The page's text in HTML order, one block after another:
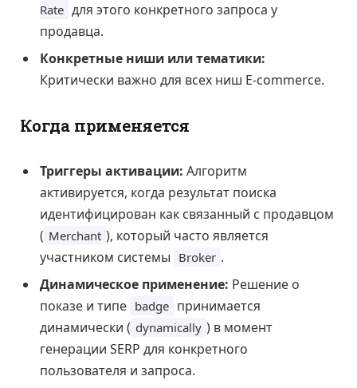
Rate для этого конкретного запроса у
продавца.
Конкретные ниши или тематики:
Критически важно для всех ниш E-commerce.
Когда применяется
Триггеры активации: Алгоритм
активируется, когда результат поиска
идентифицирован как связанный с продавцом
( Merchant ), который часто является
участником системы Broker .
Динамическое применение: Решение о
показе и типе badge принимается
динамически ( dynamically ) в момент
генерации SERP для конкретного
пользователя и запроса.